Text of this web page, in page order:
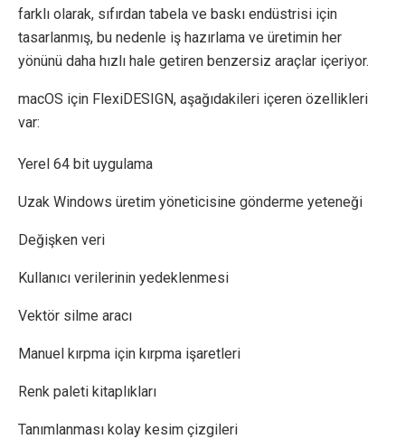
farklı olarak, sıfırdan tabela ve baskı endüstrisi için
tasarlanmış, bu nedenle iş hazırlama ve üretimin her
yönünü daha hızlı hale getiren benzersiz araçlar içeriyor.
macOS için FlexiDESIGN, aşağıdakileri içeren özellikleri
var:
Yerel 64 bit uygulama
Uzak Windows üretim yöneticisine gönderme yeteneği
Değişken veri
Kullanıcı verilerinin yedeklenmesi
Vektör silme aracı
Manuel kırpma için kırpma işaretleri
Renk paleti kitaplıkları
Tanımlanması kolay kesim çizgileri